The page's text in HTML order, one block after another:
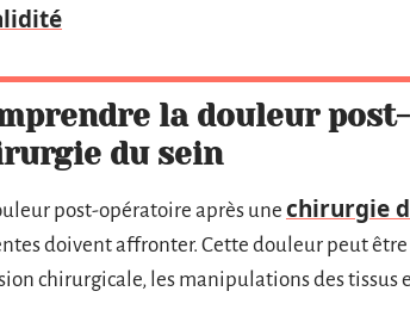
la douleur
du sein
post-opératoire après une chirurgie
doivent affronter. Cette douleur peut
chirurgicale, les manipulations des